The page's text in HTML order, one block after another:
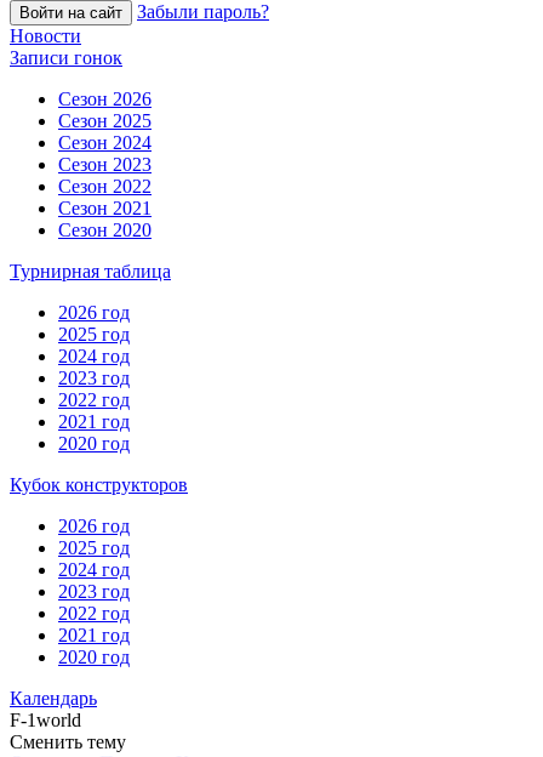
Войти на сайт
Забыли пароль?
Новости
Записи гонок
Сезон 2026
Сезон 2025
Сезон 2024
Сезон 2023
Сезон 2022
Сезон 2021
Сезон 2020
Турнирная таблица
2026 год
2025 год
2024 год
2023 год
2022 год
2021 год
2020 год
Кубок конструкторов
2026 год
2025 год
2024 год
2023 год
2022 год
2021 год
2020 год
Календарь
F-1world
Сменить тему